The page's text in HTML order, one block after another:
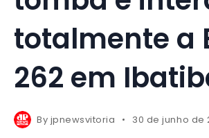
totalmente a
262 em
By jpnewsvitoria 30 de junho de